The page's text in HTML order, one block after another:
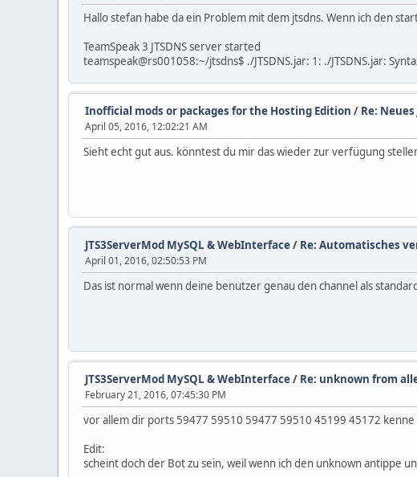
rm jtsdnsserver.pid
fi
if [ "${UID}" = "0" ]; then
echo "WARNING ! For security
c=1
while [ "$c" -le 10 ]; do
echo -n "!"
c=$((++c))
done
if [ ! -x "$BINARYNAME" ]; then
echo "${BINARYNAME}
fi
if [ -x "$BINARYNAME" ]; then
fi
else
exit 5
stop)
if [ -e jtsdnsserver.pid ]; then
Hallo stefan habe da ein Problem mit dem jtsdns. Wenn ich den
TeamSpeak 3 JTSDNS server started
teamspeak@rs001058:~/jtsdns$ ./JTSDNS.jar: 1: ./JTSDNS.jar:
Inofficial mods or packages for the Hosting Edition / Re:
April 05, 2016, 12:02:21 AM
Sieht echt gut aus. könntest du mir das wieder zur verfügung
JTS3ServerMod MySQL & WebInterface/ Re: Automatisches
April 01, 2016, 02:50:53 PM
Das ist normal wenn deine benutzer genau den channel als
JTS3ServerMod MySQL & WebInterface/ Re: unknown from
February 21, 2016, 07:45:30 PM
vor allem dir ports 59477 59510 59477 59510 45199 45172
Edit:
scheint doch der Bot zu sein, weil wenn ich den unknown antippe